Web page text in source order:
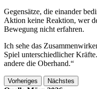
Gegensätze, die einander
Aktion keine Reaktion, wer
Bewegung nicht erfahren.
Ich sehe das
Spiel unterschiedlicher
andere die Oberhand.“
Vorheriges Nächstes